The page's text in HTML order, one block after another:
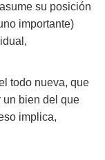
su posición
importante)
todo nueva, que
un bien del que
implica,